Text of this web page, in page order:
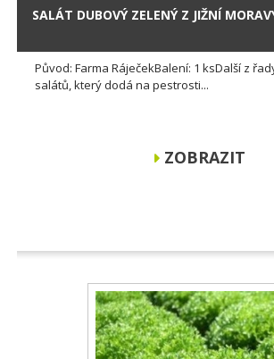
SALÁT DUBOVÝ ZELENÝ Z JIŽNÍ
Původ: Farma RáječekBalení: 1 ksDalší z
salátů, který dodá na pestrosti...
ZOBRAZIT